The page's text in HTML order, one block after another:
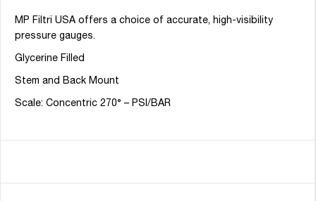
MP Filtri USA offers a choice of accurate, high-visibility
pressure gauges.
Glycerine Filled
Stem and Back Mount
Scale: Concentric 270° – PSI/BAR